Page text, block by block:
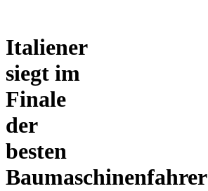
Italiener
siegt im
Finale
der
besten
Baumaschinenfahrer